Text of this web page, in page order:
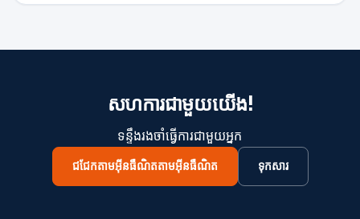
សហការជាមួយយើង!
ទន្ទឹងរងចាំធ្វើការជាមួយអ្នក
ជជែកតាមអ៊ីនធឺណិតតាមអ៊ីនធឺណិត ទុកសារ